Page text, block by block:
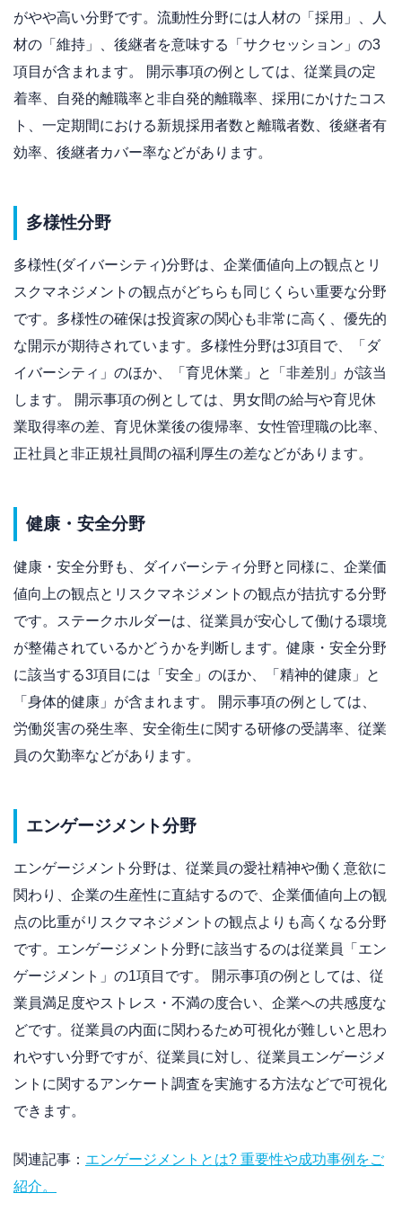
がやや高い分野です。流動性分野には人材の「採用」、人
材の「維持」、後継者を意味する「サクセッション」の3
項目が含まれます。 開示事項の例としては、従業員の定
着率、自発的離職率と非自発的離職率、採用にかけたコス
ト、一定期間における新規採用者数と離職者数、後継者有
効率、後継者カバー率などがあります。
多様性分野
多様性(ダイバーシティ)分野は、企業価値向上の観点とリ
スクマネジメントの観点がどちらも同じくらい重要な分野
です。多様性の確保は投資家の関心も非常に高く、優先的
な開示が期待されています。多様性分野は3項目で、「ダ
イバーシティ」のほか、「育児休業」と「非差別」が該当
します。 開示事項の例としては、男女間の給与や育児休
業取得率の差、育児休業後の復帰率、女性管理職の比率、
正社員と非正規社員間の福利厚生の差などがあります。
健康・安全分野
健康・安全分野も、ダイバーシティ分野と同様に、企業価
値向上の観点とリスクマネジメントの観点が拮抗する分野
です。ステークホルダーは、従業員が安心して働ける環境
が整備されているかどうかを判断します。健康・安全分野
に該当する3項目には「安全」のほか、「精神的健康」と
「身体的健康」が含まれます。 開示事項の例としては、
労働災害の発生率、安全衛生に関する研修の受講率、従業
員の欠勤率などがあります。
エンゲージメント分野
エンゲージメント分野は、従業員の愛社精神や働く意欲に
関わり、企業の生産性に直結するので、企業価値向上の観
点の比重がリスクマネジメントの観点よりも高くなる分野
です。エンゲージメント分野に該当するのは従業員「エン
ゲージメント」の1項目です。 開示事項の例としては、従
業員満足度やストレス・不満の度合い、企業への共感度な
どです。従業員の内面に関わるため可視化が難しいと思わ
れやすい分野ですが、従業員に対し、従業員エンゲージメ
ントに関するアンケート調査を実施する方法などで可視化
できます。
関連記事： エンゲージメントとは? 重要性や成功事例をご
紹介。